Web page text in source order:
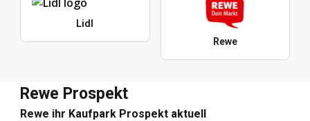
Lidl
Rewe
Rewe Prospekt
Rewe ihr Kaufpark Prospekt aktuell